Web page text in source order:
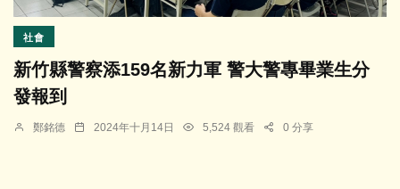
社會
新竹縣警察添159名新力軍 警大警專畢業生分
發報到
鄭銘德 2024年十月14日 5,524 觀看 0 分享